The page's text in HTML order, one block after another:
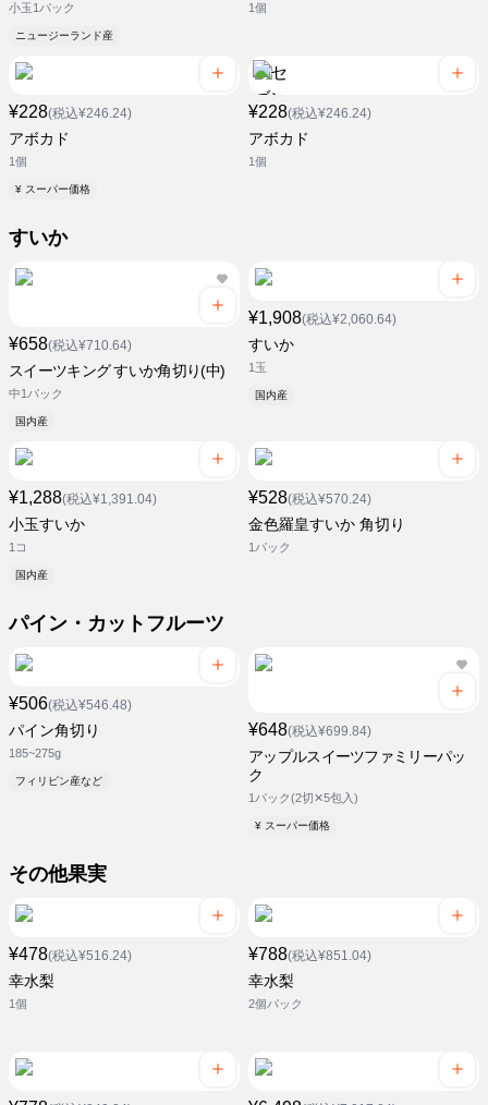
小玉1パック
ニュージーランド産
1個
¥228(税込¥246.24)
アボカド
1個
¥ スーパー価格
¥228(税込¥246.24)
アボカド
1個
すいか
¥658(税込¥710.64)
スイーツキング すいか角切り(中)
中1パック
国内産
¥1,908(税込¥2,060.64)
すいか
1玉
国内産
¥1,288(税込¥1,391.04)
小玉すいか
1コ
国内産
¥528(税込¥570.24)
金色羅皇すいか 角切り
1パック
パイン・カットフルーツ
¥506(税込¥546.48)
パイン角切り
185~275g
フィリピン産など
¥648(税込¥699.84)
アップルスイーツファミリーパッ
ク
1パック(2切✕5包入)
¥ スーパー価格
その他果実
¥478(税込¥516.24)
幸水梨
1個
¥788(税込¥851.04)
幸水梨
2個パック